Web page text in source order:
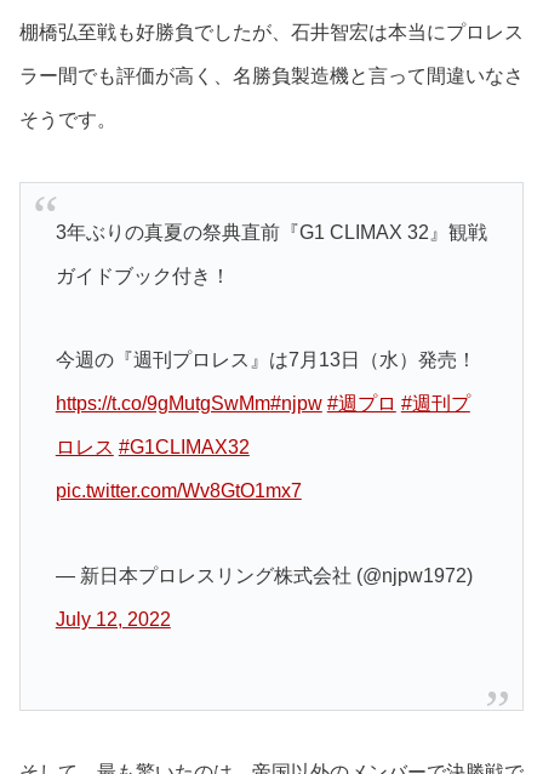
棚橋弘至戦も好勝負でしたが、石井智宏は本当にプロレス
ラー間でも評価が高く、名勝負製造機と言って間違いなさ
そうです。
3年ぶりの真夏の祭典直前『G1 CLIMAX 32』観戦
ガイドブック付き！
今週の『週刊プロレス』は7月13日（水）発売！
https://t.co/9gMutgSwMm#njpw #週プロ #週刊プ
ロレス #G1CLIMAX32
pic.twitter.com/Wv8GtO1mx7
— 新日本プロレスリング株式会社 (@njpw1972)
July 12, 2022